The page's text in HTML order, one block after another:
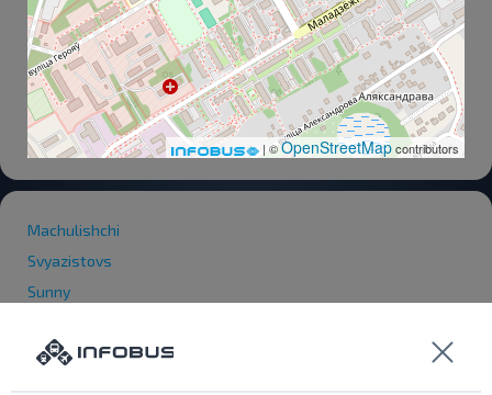
| ©OpenStreetMapcontributors
Machulishchi
Svyazistovs
Sunny
Sportovní